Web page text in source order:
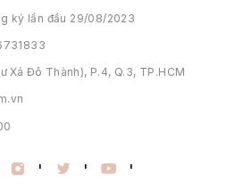
ký lần đầu 29/08/2023
Xá Đô Thành), P.4, Q.3, TP.HCM
' ' '